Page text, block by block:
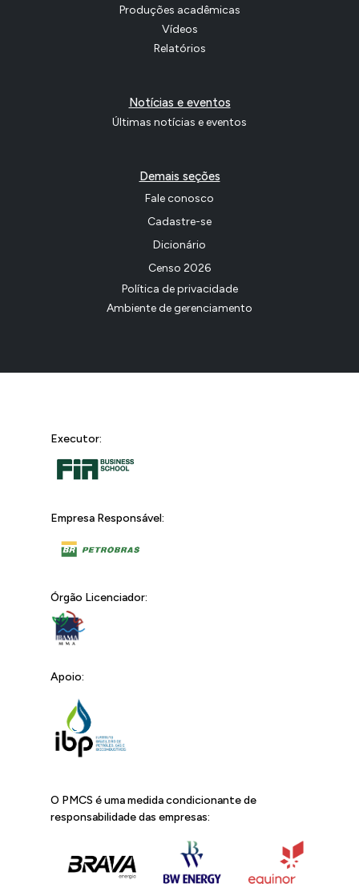
Produções acadêmicas
Vídeos
Relatórios
Notícias e eventos
Últimas notícias e eventos
Demais seções
Fale conosco
Cadastre-se
Dicionário
Censo 2026
Política de privacidade
Ambiente de gerenciamento
Executor:
Empresa Responsável:
Órgão Licenciador:
Apoio:
O PMCS é uma medida condicionante de
responsabilidade das empresas: